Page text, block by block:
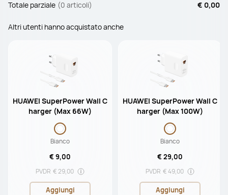
Totale parziale (0 articoli) € 0,00
Altri utenti hanno acquistato anche
HUAWEI SuperPower Wall C
harger (Max 66W)
Bianco
€ 9,00
PVDR € 29,00
Aggiungi
HUAWEI SuperPower Wall C
harger (Max 100W)
Bianco
€ 29,00
PVDR € 49,00
Aggiungi